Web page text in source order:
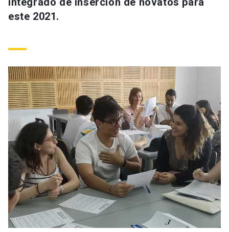
Académicos
Personal
Alumni
Padres y familia
Vecinos launch
Admisión launch
Mi Portal UC launch
Medios Biblioteca
Donaciones launch
este 2021.